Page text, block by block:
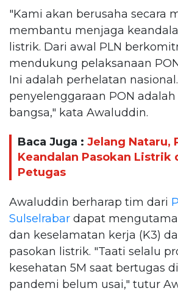
"Kami akan berusaha secara
membantu menjaga
listrik. Dari awal PLN
mendukung pelaksanaan
Ini adalah perhelatan
penyelenggaraan PON
bangsa," kata Awaluddin.
Baca Juga : Jelang Nataru,
Keandalan Pasokan Listrik
Petugas
Awaluddin berharap tim dari
Sulselrabar dapat
dan keselamatan kerja (K3)
pasokan listrik. "Taati selalu
kesehatan 5M saat bertugas
pandemi belum usai," tutur